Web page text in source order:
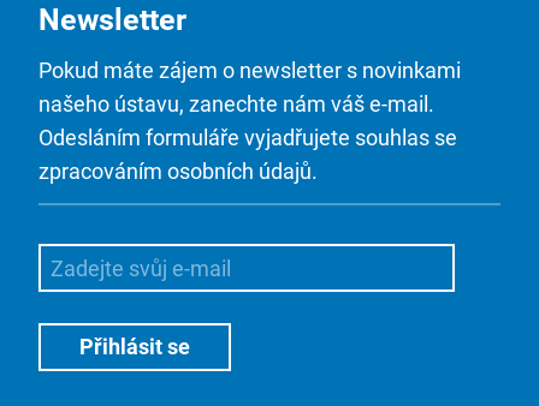
Newsletter
Pokud máte zájem o newsletter s novinkami
našeho ústavu, zanechte nám váš e-mail.
Odesláním formuláře vyjadřujete souhlas se
zpracováním osobních údajů.